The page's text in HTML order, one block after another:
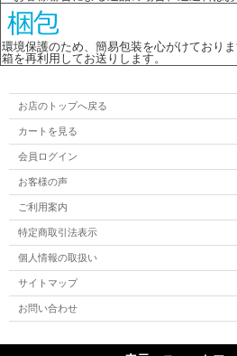
環境保護のため、簡易包装を心がけており
箱を再利用してお送りします。
お店のトップへ戻る
カートを見る
会員ログイン
お客様の声
ご利用案内
特定商取引法表示
個人情報の取扱い
サイトマップ
お問い合わせ